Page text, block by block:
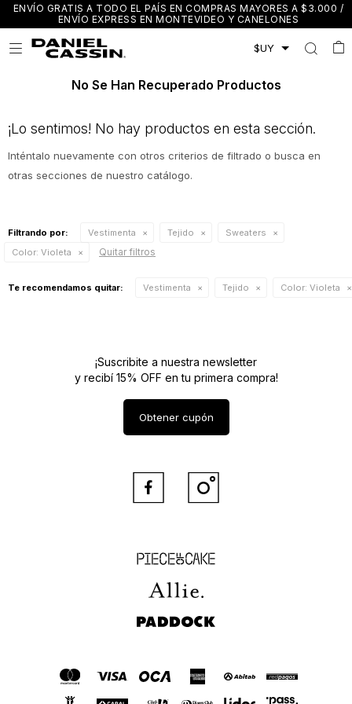
ENVÍO GRATIS A TODO EL PAÍS EN COMPRAS MAYORES A $3.000 /
ENVÍO EXPRESS EN MONTEVIDEO Y CANELONES

No Se Han Recuperado Productos
¡Lo sentimos! No hay productos en esta sección.
Inténtalo nuevamente con otros criterios de filtrado o busca en
otras secciones de nuestro catálogo.
Filtrando por: Vestimenta Tejido
Sweaters
Color: Violeta Quitar filtros
Te recomendamos quitar: Vestimenta Tejido Color: Violeta
Piece of Cake
Allie
Paddock
¡Suscribite a nuestra newsletter
y recibí 15% OFF en tu primera compra!
Obtener cupón
 